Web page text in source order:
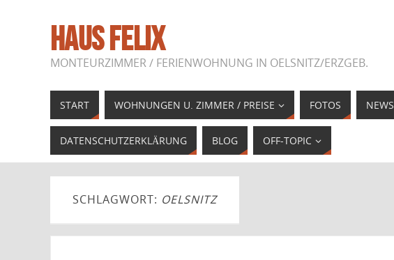
HAUS FELIX
MONTEURZIMMER / FERIENWOHNUNG IN OELSNITZ/ERZGEB.
START WOHNUNGEN U. ZIMMER / PREISE FOTOS NEWS
DATENSCHUTZERKLÄRUNG BLOG OFF-TOPIC
SCHLAGWORT: OELSNITZ